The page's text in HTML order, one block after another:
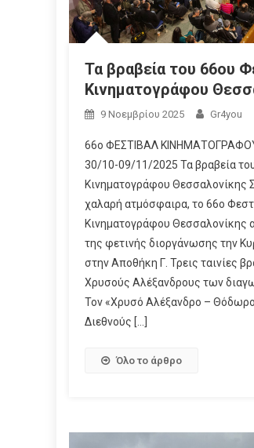
Τα βραβεία του 66ου
Κινηματογράφου
9 Νοεμβρίου 2025 Gr4you
66o ΦΕΣΤΙΒΑΛ
30/10-09/11/2025 Τα βραβεία
Κινηματογράφου Θεσσαλονίκης
χαλαρή ατμόσφαιρα, το 66ο
Κινηματογράφου Θεσσαλονίκης
της φετινής διοργάνωσης την
στην Αποθήκη Γ. Τρεις ταινίες
Χρυσούς Αλέξανδρους των
Τον «Χρυσό Αλέξανδρο –
Διεθνούς […]
Όλο το άρθρο